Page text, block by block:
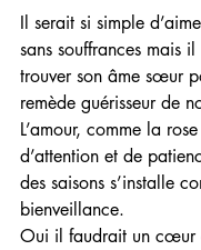
Il serait si simple
sans souffrances mais
trouver son âme sœur
remède guérisseur de
L’amour, comme la
d’attention et de
des saisons s’installe
bienveillance.
Oui il faudrait un cœur